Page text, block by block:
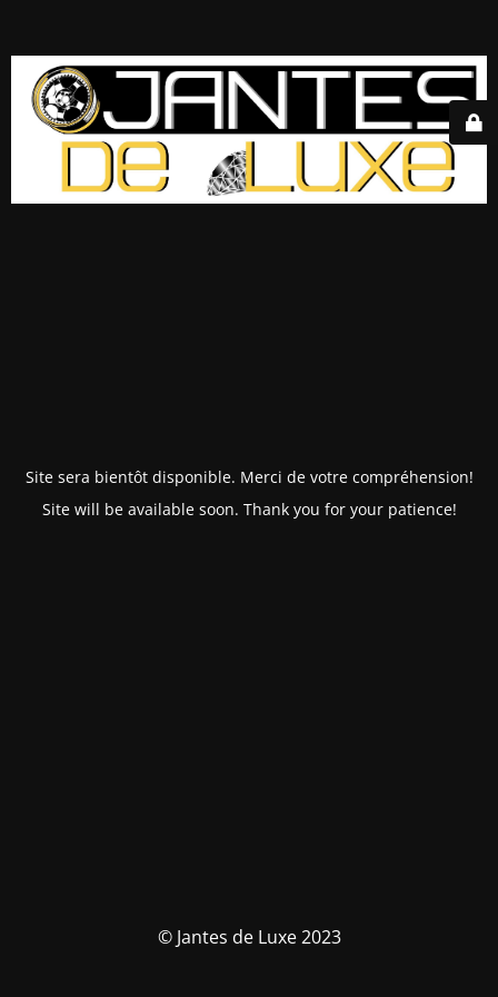
Site sera bientôt disponible. Merci de votre compréhension!
Site will be available soon. Thank you for your patience!
© Jantes de Luxe 2023